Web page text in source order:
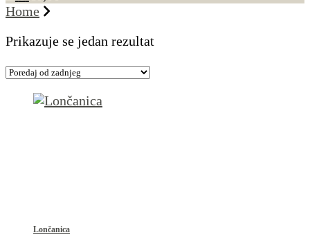
Home
Prikazuje se jedan rezultat
Lončanica